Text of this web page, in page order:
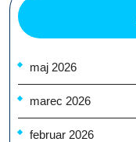
maj 2026
marec 2026
februar 2026